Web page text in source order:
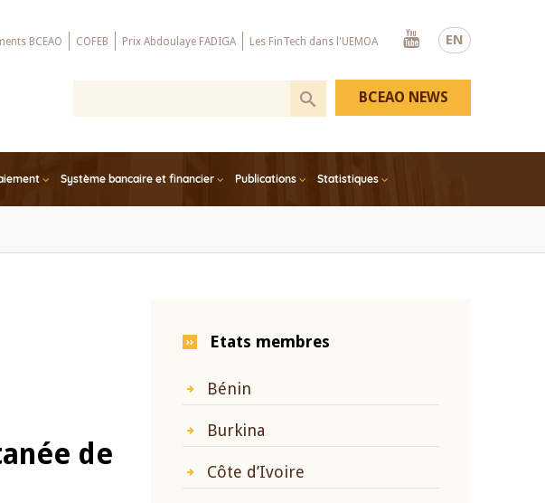
EN
BCEAO COFEB Prix Abdoulaye FADIGA Les FinTech dans l'UEMOA
Youtube
Système bancaire et financier Publications Statistiques
BCEAO NEWS
de
Etats membres
Bénin
Burkina
Côte d’Ivoire